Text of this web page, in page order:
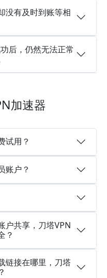
没有及时到账等相
后，仍然无法正常
加速器
试用？
账户？
户共享，刀塔VPN
？
链接在哪里，刀塔